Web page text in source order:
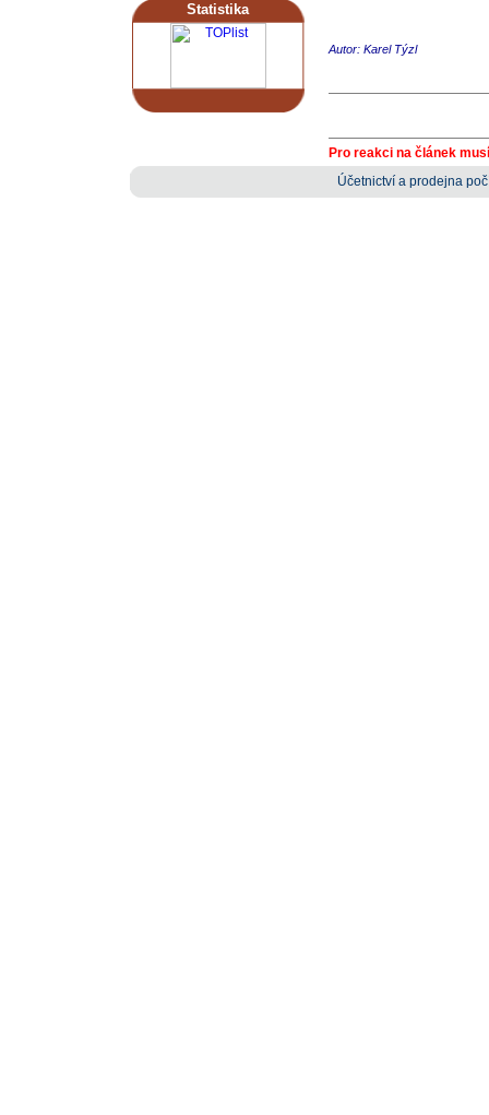
Statistika
Autor: Karel Týzl
Pro reakci na článek
Účetnictví a prodejna